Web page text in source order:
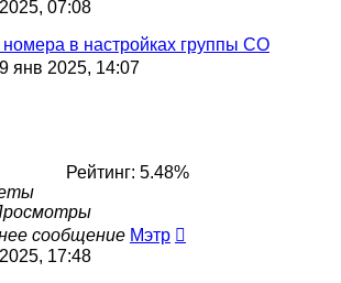
07:08
в настройках группы CO
янв 2025, 14:07
Рейтинг: 5.48%
сообщение Мэтр
17:48